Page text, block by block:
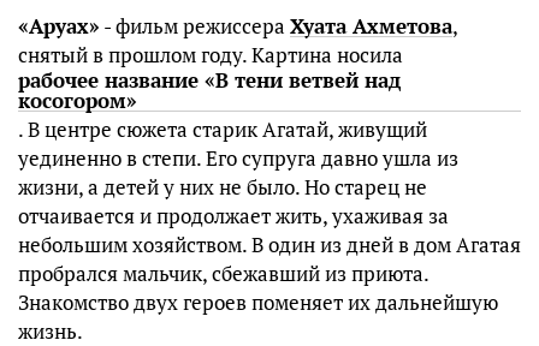
«Аруах» - фильм режиссера Хуата Ахметова,
снятый в прошлом году. Картина носила
рабочее название «В тени ветвей над
косогором»
. В центре сюжета старик Агатай, живущий
уединенно в степи. Его супруга давно ушла из
жизни, а детей у них не было. Но старец не
отчаивается и продолжает жить, ухаживая за
небольшим хозяйством. В один из дней в дом Агатая
пробрался мальчик, сбежавший из приюта.
Знакомство двух героев поменяет их дальнейшую
жизнь.